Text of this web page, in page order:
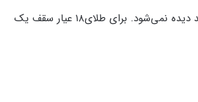
این کارشناس درمورد طلای داخلی گفت: نشانه‌های حرکتی صعودی شدید دیده نمی‌شود. برای طلای۱۸ عیار سقف یک